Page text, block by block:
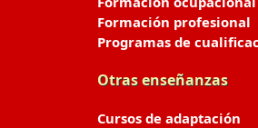
Formación profesional
Programas de
Otras enseñanzas
Cursos de adaptación